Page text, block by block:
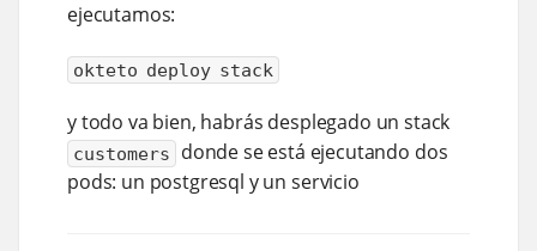
ejecutamos:
okteto deploy stack
y todo va bien, habrás desplegado un stack
customers
donde se está ejecutando dos
pods: un postgresql y un servicio